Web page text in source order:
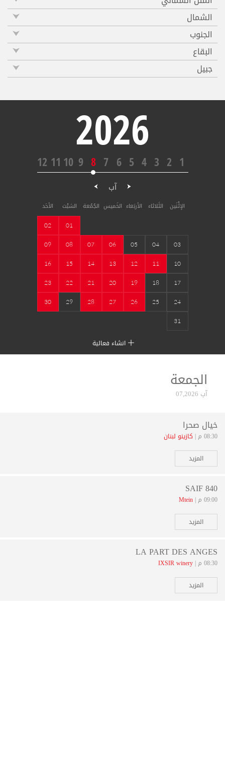
الشمال
الجنوب
البقاع
جبيل
2026
1
2
3
4
5
6
7
8
9
10
11
12
آب
الإثْنَين الثَلاثاء الأربَعاء الخَميس الجُمُعة السَبْت الأحَد
01
02
03
04
05
06
07
08
09
10
11
12
13
14
15
16
17
18
19
20
21
22
23
24
25
26
27
28
29
30
31
انشاء فعالية
الجمعة
آب 07,2026
خيال صحرا
08:30 م |
كازينو لبنان
المزيد
SAIF 840
09:00 م |
Mtein
المزيد
LA PART DES ANGES
08:30 م |
IXSIR winery
المزيد